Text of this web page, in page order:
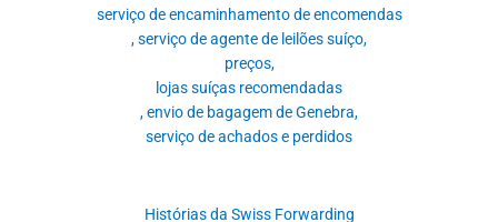
serviço de encaminhamento de encomendas
, serviço de agente de leilões suíço,
preços,
lojas suíças recomendadas
, envio de bagagem de Genebra,
serviço de achados e perdidos
Histórias da Swiss Forwarding